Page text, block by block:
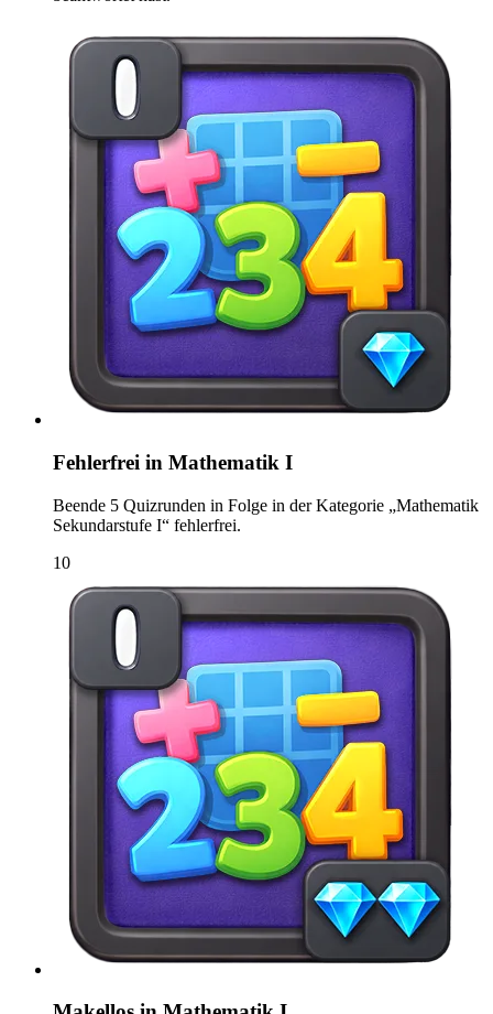
Fehlerfrei in Mathematik I
Beende 5 Quizrunden in Folge in der Kategorie „Mathematik
Sekundarstufe I“ fehlerfrei.
10